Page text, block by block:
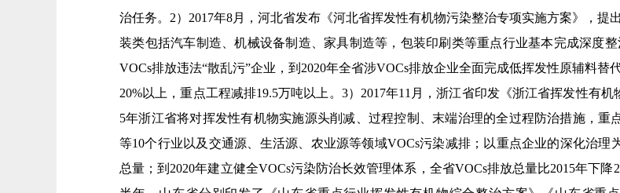
治任务。2）2017年8月，河北省发布《河北省挥发性有机物污染整治专项实施方案》，
装类包括汽车制造、机械设备制造、家具制造等，包装印刷类等重点行业基本完成深度
VOCs排放违法“散乱污”企业，到2020年全省涉VOCs排放企业全面完成低挥发性原辅料
20%以上，重点工程减排19.5万吨以上。3）2017年11月，浙江省印发《浙江省挥发性有
5年浙江省将对挥发性有机物实施源头削减、过程控制、末端治理的全过程防治措施，重
等10个行业以及交通源、生活源、农业源等领域VOCs污染减排；以重点企业的深化治
总量；到2020年建立健全VOCs污染防治长效管理体系，全省VOCs排放总量比2015年下